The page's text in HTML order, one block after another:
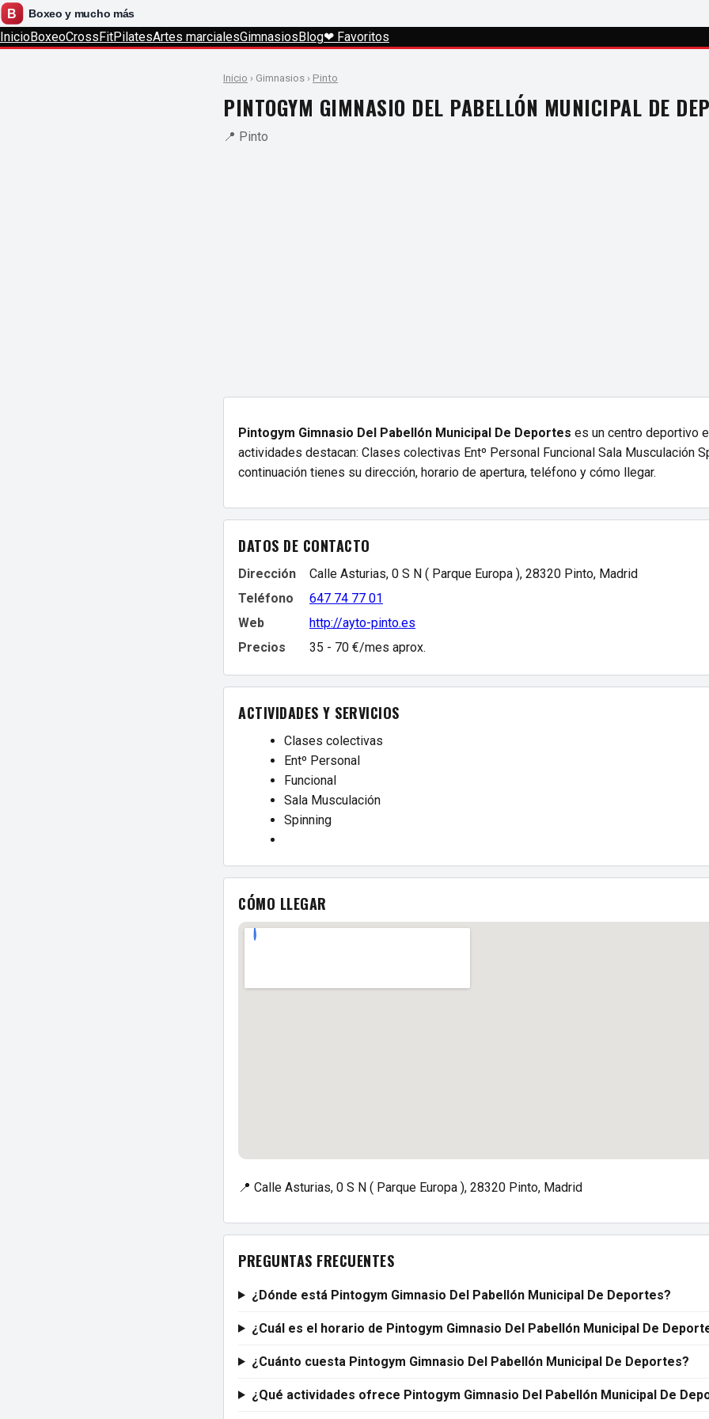
InicioBoxeoCrossFitPilatesArtes marcialesGimnasiosBlog❤ Favoritos
Inicio › Gimnasios › Pinto
PINTOGYM GIMNASIO DEL PABELLÓN MUNICIPAL DE
📍 Pinto
Pintogym Gimnasio Del Pabellón Municipal De Deportes es un centro deportivo
actividades destacan: Clases colectivas Entº Personal Funcional Sala Musculación
continuación tienes su dirección, horario de apertura, teléfono y cómo llegar.
DATOS DE CONTACTO
Dirección
Calle Asturias, 0 S N ( Parque Europa ), 28320 Pinto, Madrid
Teléfono
647 74 77 01
Web
http://ayto-pinto.es
Precios
35 - 70 €/mes aprox.
ACTIVIDADES Y SERVICIOS
Clases colectivas
Entº Personal
Funcional
Sala Musculación
Spinning
CÓMO LLEGAR
📍 Calle Asturias, 0 S N ( Parque Europa ), 28320 Pinto, Madrid
PREGUNTAS FRECUENTES
¿Dónde está Pintogym Gimnasio Del Pabellón Municipal De Deportes?
¿Cuál es el horario de Pintogym Gimnasio Del Pabellón Municipal De
¿Cuánto cuesta Pintogym Gimnasio Del Pabellón Municipal De Deportes?
¿Qué actividades ofrece Pintogym Gimnasio Del Pabellón Municipal De